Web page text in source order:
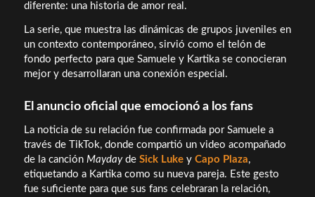
diferente: una historia de amor real.
La serie, que muestra las dinámicas de grupos juveniles en
un contexto contemporáneo, sirvió como el telón de
fondo perfecto para que Samuele y Kartika se conocieran
mejor y desarrollaran una conexión especial.
El anuncio oficial que emocionó a los fans
La noticia de su relación fue confirmada por Samuele a
través de TikTok, donde compartió un video acompañado
de la canción Maydayde Sick Lukey Capo Plaza,
etiquetando a Kartika como su nueva pareja. Este gesto
fue suficiente para que sus fans celebraran la relación,